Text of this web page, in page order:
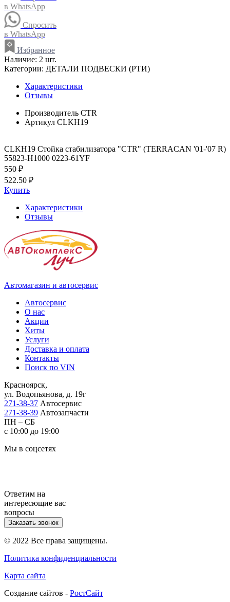
в WhatsApp
Спросить
в WhatsApp
Избранное
Наличие: 2 шт.
Категории: ДЕТАЛИ ПОДВЕСКИ (РТИ)
Характеристики
Отзывы
Производитель CTR
Артикул CLKH19
CLKH19 Стойка стабилизатора "CTR" (TERRACAN '01-'07 R)
55823-H1000 0223-61YF
550 ₽
522.50 ₽
Купить
Характеристики
Отзывы
Автомагазин и автосервис
Автосервис
О нас
Акции
Хиты
Услуги
Доставка и оплата
Контакты
Поиск по VIN
Красноярск,
ул. Водопьянова, д. 19г
271-38-37 Автосервис
271-38-39 Автозапчасти
ПН – СБ
с 10:00 до 19:00
Мы в соцсетях
Ответим на
интересющие вас
вопросы
Заказать звонок
© 2022 Все права защищены.
Политика конфиденциальности
Карта сайта
Cоздание сайтов - РостСайт